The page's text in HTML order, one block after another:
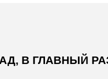
В ГЛАВНЫЙ